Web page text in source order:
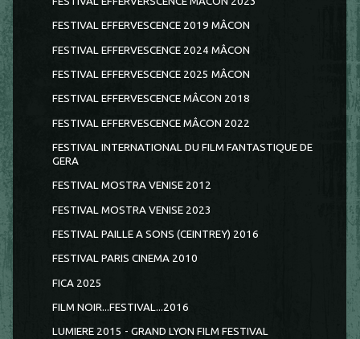
FESTIVAL EFFERVESCENCE 2019 MÂCON
FESTIVAL EFFERVESCENCE 2024 MÂCON
FESTIVAL EFFERVESCENCE 2025 MÂCON
FESTIVAL EFFERVESCENCE MÂCON 2018
FESTIVAL EFFERVESCENCE MÂCON 2022
FESTIVAL INTERNATIONAL DU FILM FANTASTIQUE DE
GERA
FESTIVAL MOSTRA VENISE 2012
FESTIVAL MOSTRA VENISE 2023
FESTIVAL PAILLE A SONS (CEINTREY) 2016
FESTIVAL PARIS CINEMA 2010
FICA 2025
FILM NOIR...FESTIVAL...2016
LUMIERE 2015 - GRAND LYON FILM FESTIVAL